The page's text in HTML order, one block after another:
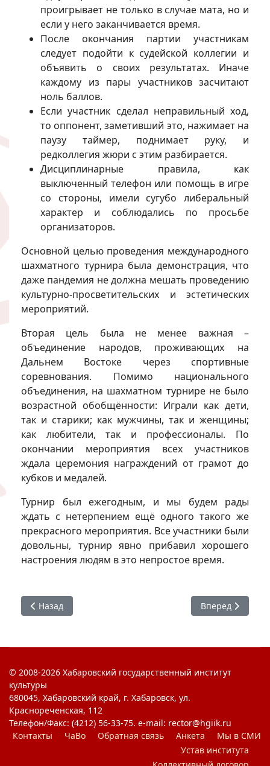
проигрывает не только в случае мата, но и
если у него заканчивается время.
После окончания партии участникам
следует подойти к судейской коллегии и
объявить о своих результатах. Иначе
каждому из пары участников засчитают
ноль баллов.
Если участник сделал неправильный ход,
то оппонент, заметивший это, нажимает на
паузу таймер, поднимает руку, и
редколлегия жюри с этим разбирается.
Дисциплинарные правила, как
выключенный телефон или помощь в игре
со стороны, имели сугубо либеральный
характер и соблюдались по просьбе
организаторов.
Основной целью проведения международного
шахматного турнира была демонстрация, что
даже пандемия не должна мешать проведению
культурно-просветительских и эстетических
мероприятий.
Вторая цель была не менее важная –
объединение народов, проживающих на
Дальнем Востоке через спортивные
соревнования. Помимо национального
объединения, на шахматном турнире не было
возрастной обобщённости: Играли как дети,
так и старики; как мужчины, так и женщины;
как любители, так и профессионалы. По
окончании мероприятия всех участников
ждала церемония награждений от грамот до
кубков и медалей.
Турнир был ежегодным, и мы будем рады
ждать с нетерпением ещё одного такого же
прекрасного мероприятия. Все участники были
довольны, турнир явно прибавил хорошего
настроения людям в это непростое время.
Предыдущий: Международный женский день в ЦСПСиД
Назад Следующий:
Вперед
© 2008-2026 Хабаровский государственный институт
культуры
680045, Хабаровский край, г. Хабаровск, ул.
Краснореченская, 112
Телефон/Факс: (4212) 56-33-75. e-mail: rector@hgiik.ru
Контакты
ЧаВо Обратная связь Анкета
Мы в СМИ
Устав института